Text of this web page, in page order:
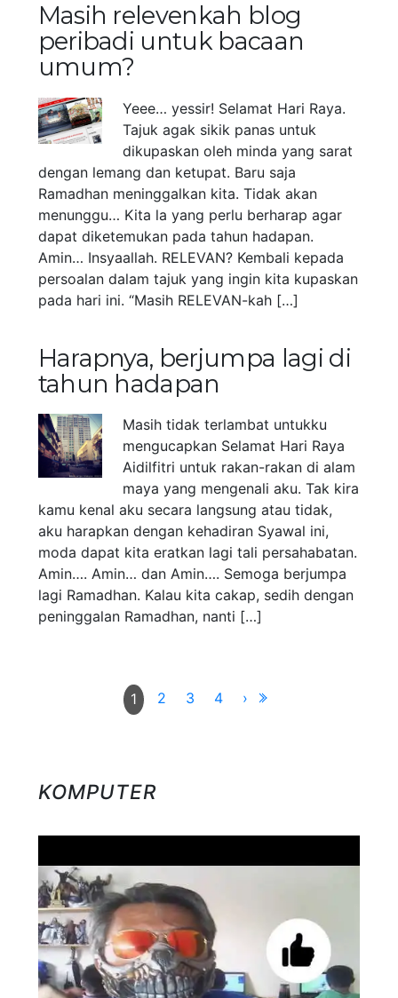
Masih relevenkah blog
peribadi untuk bacaan
umum?
Yeee… yessir! Selamat Hari Raya.
Tajuk agak sikik panas untuk
dikupaskan oleh minda yang sarat
dengan lemang dan ketupat. Baru saja
Ramadhan meninggalkan kita. Tidak akan
menunggu… Kita la yang perlu berharap agar
dapat diketemukan pada tahun hadapan.
Amin… Insyaallah. RELEVAN? Kembali kepada
persoalan dalam tajuk yang ingin kita kupaskan
pada hari ini. “Masih RELEVAN-kah […]
Harapnya, berjumpa lagi di
tahun hadapan
Masih tidak terlambat untukku
mengucapkan Selamat Hari Raya
Aidilfitri untuk rakan-rakan di alam
maya yang mengenali aku. Tak kira
kamu kenal aku secara langsung atau tidak,
aku harapkan dengan kehadiran Syawal ini,
moda dapat kita eratkan lagi tali persahabatan.
Amin…. Amin… dan Amin…. Semoga berjumpa
lagi Ramadhan. Kalau kita cakap, sedih dengan
peninggalan Ramadhan, nanti […]
1 2 3 4 ›
KOMPUTER